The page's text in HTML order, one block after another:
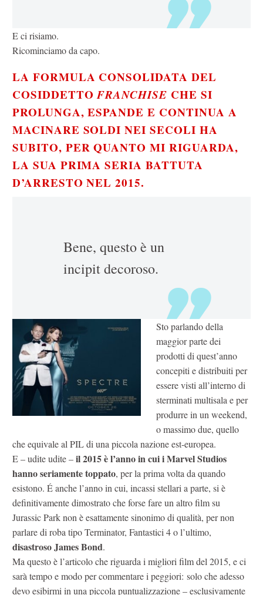
E ci risiamo.
Ricominciamo da capo.
LA FORMULA CONSOLIDATA DEL
COSIDDETTOFRANCHISE CHE SI
PROLUNGA, ESPANDE E CONTINUA A
MACINARE SOLDINEI SECOLI HA
SUBITO, PER QUANTO MI RIGUARDA,
LA SUA PRIMA SERIA BATTUTA
D’ARRESTO NEL 2015.
Bene, questo è un
incipit decoroso.
Sto parlando della
maggior parte dei
prodotti di quest’anno
concepiti e distribuiti per
essere visti all’interno di
sterminati multisala e per
produrre in un weekend,
o massimo due, quello
che equivale al PIL di una piccola nazione est-europea.
E – udite udite –il 2015 è l’anno in cui i Marvel Studios
hanno seriamente toppato, per la prima volta da quando
esistono. É anche l’anno in cui, incassi stellari a parte, si è
definitivamente dimostrato che forse fare un altro film su
Jurassic Park non è esattamente sinonimo di qualità, per non
parlare di roba tipo Terminator, Fantastici 4 o l’ultimo,
disastroso James Bond.
Ma questo è l’articolo che riguarda i migliori film del 2015, e ci
sarà tempo e modo per commentare i peggiori: solo che adesso
devo esibirmi in una piccola puntualizzazione – esclusivamente